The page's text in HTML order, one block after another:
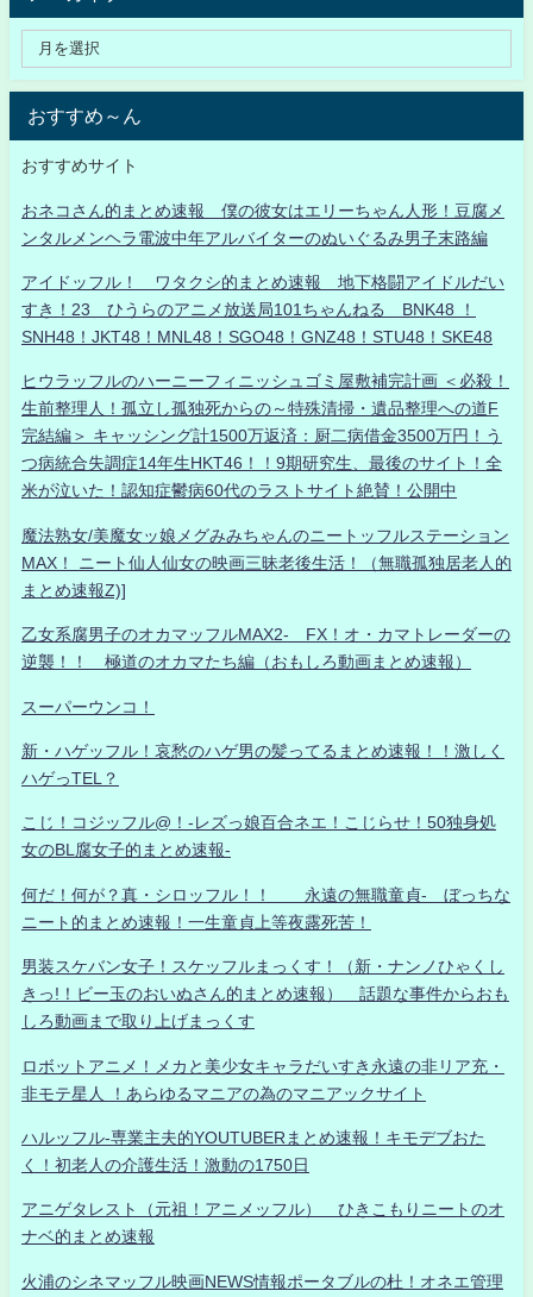
おすすめ～ん
おすすめサイト
おネコさん的まとめ速報 僕の彼女はエリーちゃん人形！豆腐メ
ンタルメンヘラ電波中年アルバイターのぬいぐるみ男子末路編
アイドッフル！ ワタクシ的まとめ速報 地下格闘アイドルだい
すき！23 ひうらのアニメ放送局101ちゃんねる BNK48 ！
SNH48！JKT48！MNL48！SGO48！GNZ48！STU48！SKE48
ヒウラッフルのハーニーフィニッシュゴミ屋敷補完計画 ＜必殺！
生前整理人！孤立し孤独死からの～特殊清掃・遺品整理への道F
完結編＞ キャッシング計1500万返済：厨二病借金3500万円！う
つ病統合失調症14年生HKT46！！9期研究生、最後のサイト！全
米が泣いた！認知症鬱病60代のラストサイト絶賛！公開中
魔法熟女/美魔女ッ娘メグみみちゃんのニートッフルステーション
MAX！ ニート仙人仙女の映画三昧老後生活！（無職孤独居老人的
まとめ速報Z)]
乙女系腐男子のオカマッフルMAX2- FX！オ・カマトレーダーの
逆襲！！ 極道のオカマたち編（おもしろ動画まとめ速報）
スーパーウンコ！
新・ハゲッフル！哀愁のハゲ男の髪ってるまとめ速報！！激しく
ハゲっTEL？
こじ！コジッフル@！-レズっ娘百合ネエ！こじらせ！50独身処
女のBL腐女子的まとめ速報-
何だ！何が？真・シロッフル！！ 永遠の無職童貞- ぼっちな
ニート的まとめ速報！一生童貞上等夜露死苦！
男装スケバン女子！スケッフルまっくす！（新・ナンノひゃくし
きっ!！ビー玉のおいぬさん的まとめ速報） 話題な事件からおも
しろ動画まで取り上げまっくす
ロボットアニメ！メカと美少女キャラだいすき永遠の非リア充・
非モテ星人 ！あらゆるマニアの為のマニアックサイト
ハルッフル-専業主夫的YOUTUBERまとめ速報！キモデブおた
く！初老人の介護生活！激動の1750日
アニゲタレスト（元祖！アニメッフル） ひきこもりニートのオ
ナベ的まとめ速報
火浦のシネマッフル映画NEWS情報ポータブルの杜！オネエ管理